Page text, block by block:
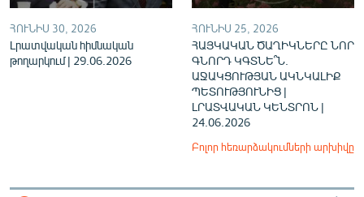
ՀՈՒՆԻՍ 30, 2026
Լրատվական հիմնական
թողարկում | 29.06.2026
ՀՈՒՆԻՍ 25, 2026
ՀԱՅԿԱԿԱՆ ԾԱՂԻԿՆԵՐԸ ՆՈՐ
ԳՆՈՐԴ ԿԳՏՆԵ՞Ն.
ԱՋԱԿՑՈՒԹՅԱՆ ԱԿՆԿԱԼԻՔ
ՊԵՏՈՒԹՅՈՒՆԻՑ |
ԼՐԱՏՎԱԿԱՆ ԿԵՆՏՐՈՆ |
24.06.2026
Բոլոր հեռարձակումների արխիվը